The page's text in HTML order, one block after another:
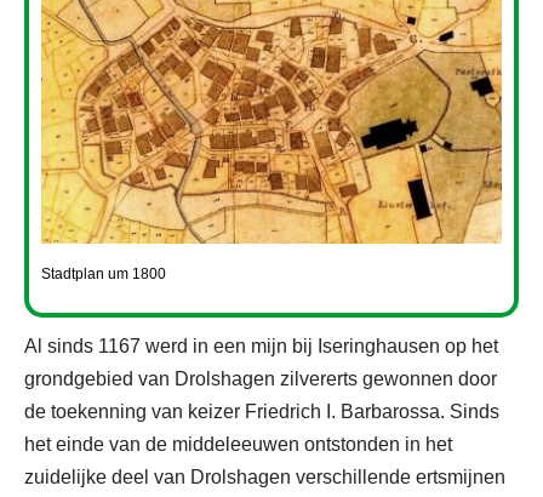
Stadtplan um 1800
Al sinds 1167 werd in een mijn bij Iseringhausen op het
grondgebied van Drolshagen zilvererts gewonnen door
de toekenning van keizer Friedrich I. Barbarossa. Sinds
het einde van de middeleeuwen ontstonden in het
zuidelijke deel van Drolshagen verschillende ertsmijnen